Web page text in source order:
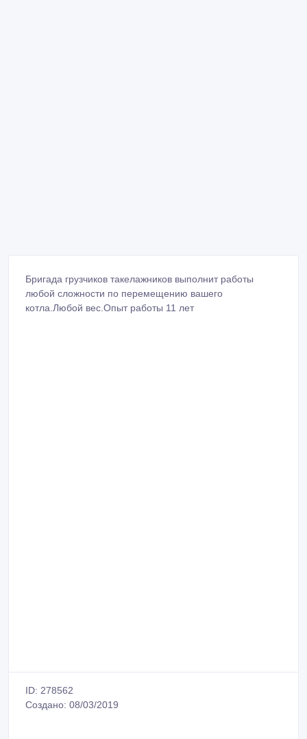
Бригада грузчиков такелажников выполнит работы
любой сложности по перемещению вашего
котла.Любой вес.Опыт работы 11 лет
ID: 278562
Создано: 08/03/2019